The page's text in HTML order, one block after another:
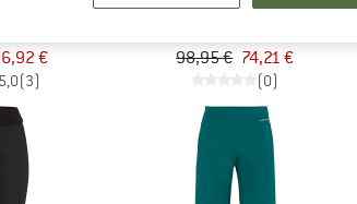
€
5,0(3)
Women's Anelie Tights
98,95 € 74,21 €
(0)